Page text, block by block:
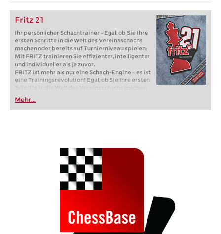
Fritz 21
Ihr persönlicher Schachtrainer - Egal, ob Sie Ihre
ersten Schritte in die Welt des Vereinsschachs
machen oder bereits auf Turnierniveau spielen:
Mit FRITZ trainieren Sie effizienter, intelligenter
und individueller als je zuvor.
FRITZ ist mehr als nur eine Schach-Engine – es ist
eine Trainingsrevolution! Egal, ob Sie Ihre ersten
Schritte in die Welt des Vereinsschachs machen
oder bereits auf Turnierniveau spielen: Mit
FRITZ trainieren Sie effizienter, intelligenter und
individueller als je zuvor.
Mehr...